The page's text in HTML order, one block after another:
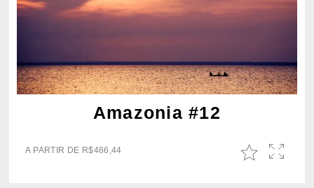
Amazonia #12
A PARTIR DE R$466,44